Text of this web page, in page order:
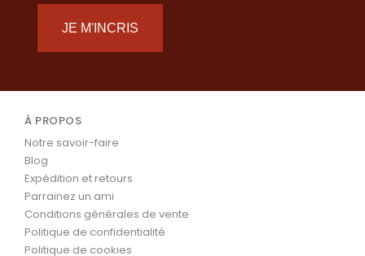
JE M'INCRIS
À PROPOS
Notre savoir-faire
Blog
Expédition et retours
Parrainez un ami
Conditions générales de vente
Politique de confidentialité
Politique de cookies